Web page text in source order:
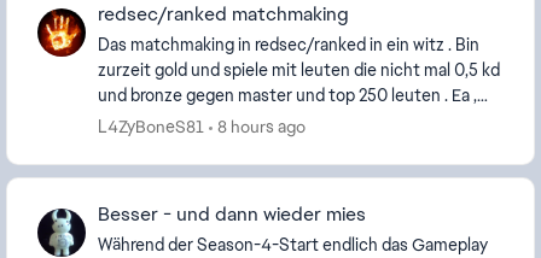
redsec/ranked matchmaking
Das matchmaking in redsec/ranked in ein witz . Bin
zurzeit gold und spiele mit leuten die nicht mal 0,5 kd
und bronze gegen master und top 250 leuten . Ea ,
was meint ihr , wie diese runden ausseh...
L4ZyBoneS81 8 hours ago
Besser - und dann wieder mies
Während der Season-4-Start endlich das Gameplay